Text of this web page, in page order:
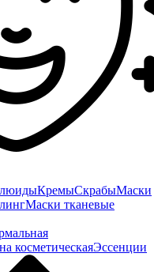
КремыСкрабыМаски
Маски тканевые
косметическаяЭссенции